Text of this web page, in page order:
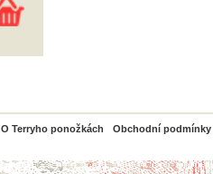
O Terryho ponožkách Obchodní podmínky
PayPal